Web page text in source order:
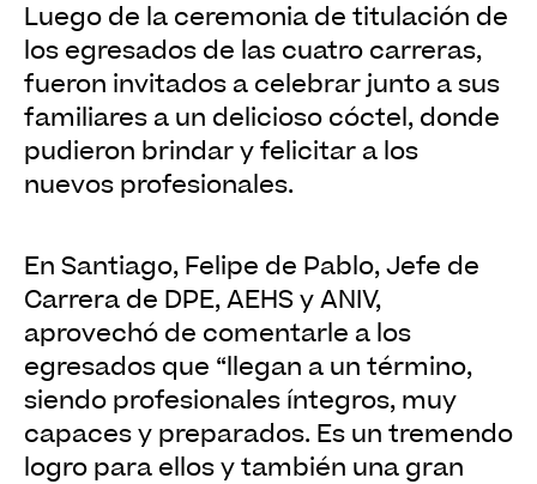
Luego de la ceremonia de titulación de
los egresados de las cuatro carreras,
fueron invitados a celebrar junto a sus
familiares a un delicioso cóctel, donde
pudieron brindar y felicitar a los
nuevos profesionales.
En Santiago, Felipe de Pablo, Jefe de
Carrera de DPE, AEHS y ANIV,
aprovechó de comentarle a los
egresados que “llegan a un término,
siendo profesionales íntegros, muy
capaces y preparados. Es un tremendo
logro para ellos y también una gran